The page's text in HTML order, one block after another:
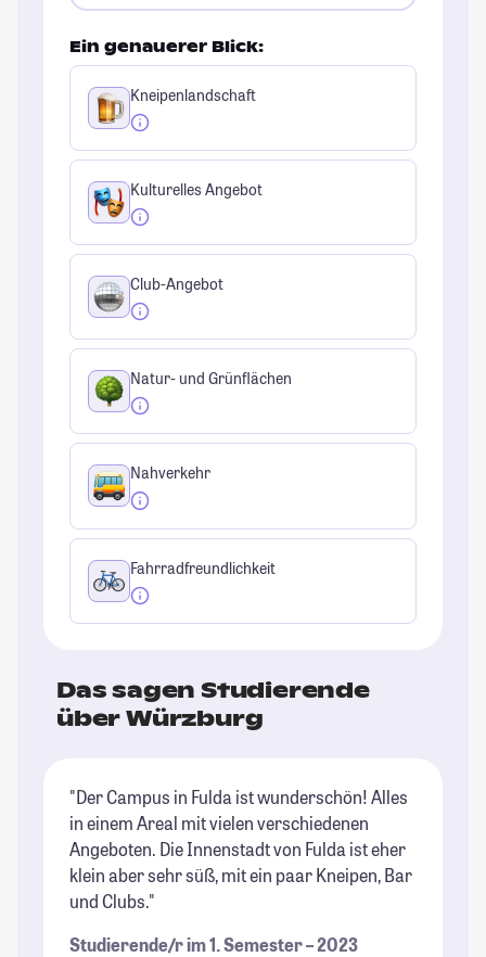
Ein genauerer Blick:
Kneipenlandschaft
Kulturelles Angebot
Club-Angebot
Natur- und Grünflächen
Nahverkehr
Fahrradfreundlichkeit
Das sagen Studierende
über Würzburg
"Der Campus in Fulda ist wunderschön! Alles
in einem Areal mit vielen verschiedenen
Angeboten. Die Innenstadt von Fulda ist eher
klein aber sehr süß, mit ein paar Kneipen, Bar
und Clubs."
Studierende/r im 1. Semester – 2023